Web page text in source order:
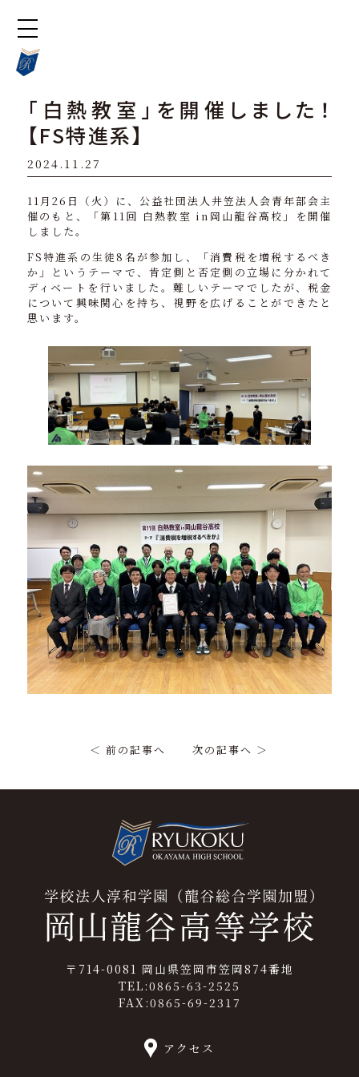
「白熱教室」を開催しました！
【FS特進系】
2024.11.27
11月26日（火）に、公益社団法人井笠法人会青年部会主
催のもと、「第11回 白熱教室 in岡山龍谷高校」を開催
しました。
FS特進系の生徒8名が参加し、「消費税を増税するべき
か」というテーマで、肯定側と否定側の立場に分かれて
ディベートを行いました。難しいテーマでしたが、税金
について興味関心を持ち、視野を広げることができたと
思います。
＜ 前の記事へ 次の記事へ ＞
〒714-0081 岡山県笠岡市笠岡874番地
TEL:0865-63-2525
FAX:0865-69-2317
アクセス